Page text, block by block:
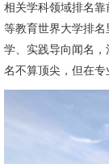
相关学科领域排名
等教育世界大学排
学、实践导向闻名
名不算顶尖，但在专